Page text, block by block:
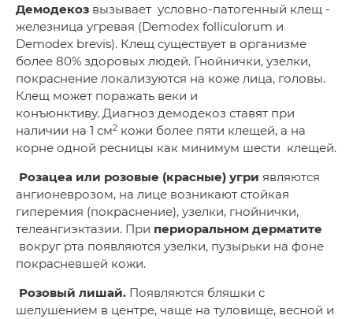
Демодекоз вызывает условно-патогенный клещ -
железница угревая (Demodex folliculorum и
Demodex brevis). Клещ существует в организме
более 80% здоровых людей. Гнойнички, узелки,
покраснение локализуются на коже лица, головы.
Клещ может поражать веки и
конъюнктиву. Диагноз демодекоз ставят при
наличии на 1 см2 кожи более пяти клещей, а на
корне одной ресницы как минимум шести клещей.
Розацеа или розовые (красные) угри являются
ангионеврозом, на лице возникают стойкая
гиперемия (покраснение), узелки, гнойнички,
телеангиэктазии. При периоральном дерматите
вокруг рта появляются узелки, пузырьки на фоне
покрасневшей кожи.
Розовый лишай. Появляются бляшки с
шелушением в центре, чаще на туловище, весной и